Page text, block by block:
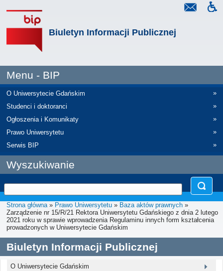
Biuletyn Informacji Publicznej
Menu - BIP
O Uniwersytecie Gdańskim
»
Studenci i doktoranci
»
Ogłoszenia i Komunikaty
»
Prawo Uniwersytetu
»
Serwis BIP
»
Wyszukiwanie
Strona główna» Prawo Uniwersytetu » Baza aktów prawnych »
Zarządzenie nr 15/R/21 Rektora Uniwersytetu Gdańskiego z dnia 2 lutego
2021 roku w sprawie wprowadzenia Regulaminu innych form kształcenia
prowadzonych w Uniwersytecie Gdańskim
Biuletyn Informacji Publicznej
O Uniwersytecie Gdańskim